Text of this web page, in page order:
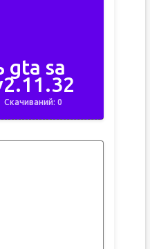
gta sa
Скачиваний: 0